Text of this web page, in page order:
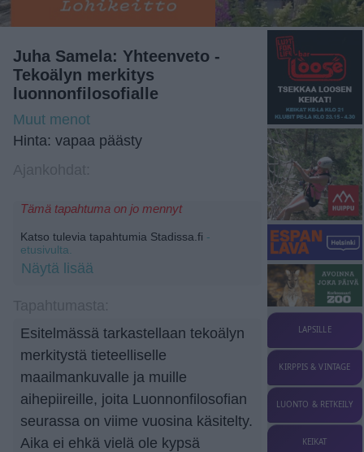
Juha Samela: Yhteenveto -
Tekoälyn merkitys
luonnonfilosofialle
Muut menot
Hinta: vapaa päästy
Tämä tapahtuma on jo mennyt
Katso tulevia tapahtumia Stadissa.fi -
etusivulta.
Näytä lisää
Esitelmässä tarkastellaan tekoälyn
merkitystä tieteelliselle
maailmankuvalle ja muille
aihepiireille, joita Luonnonfilosofian
seurassa on viime vuosina käsitelty.
Aika ei ehkä vielä ole kypsä
LAPSILLE
KIRPPIS & VINTAGE
LUONTO & RETKEILY
KEIKAT